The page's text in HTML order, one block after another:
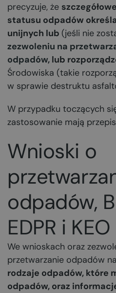
precyzuje, że
statusu odpadów
unijnych lub (jeśli nie
zezwoleniu na
odpadów, lub
Środowiska (takie
w sprawie destruktu
W przypadku toczących
zastosowanie mają
Wnioski o
odpadów,
EDPR i KEO
We wnioskach oraz
przetwarzanie odpadów
rodzaje odpadów, które
odpadów, oraz